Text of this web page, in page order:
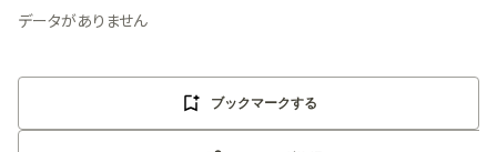
無料で使ってみる
データがありません
ブックマークする